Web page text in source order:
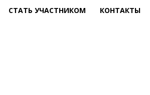
СТАТЬ УЧАСТНИКОМ КОНТАКТЫ